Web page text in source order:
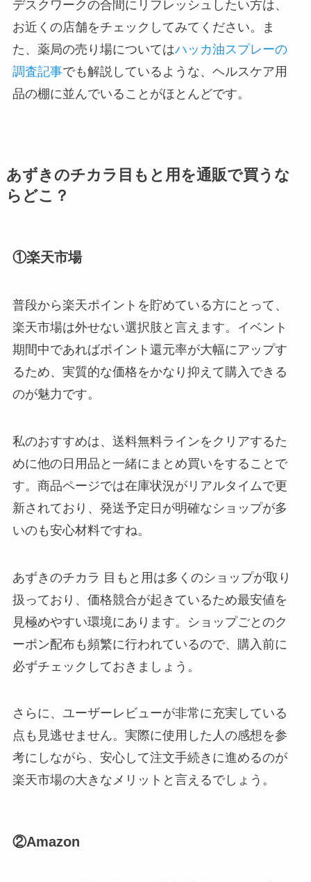
デスクワークの合間にリフレッシュしたい方は、
お近くの店舗をチェックしてみてください。ま
た、薬局の売り場についてはハッカ油スプレーの
調査記事でも解説しているような、ヘルスケア用
品の棚に並んでいることがほとんどです。
あずきのチカラ目もと用を通販で買うな
らどこ？
①楽天市場
普段から楽天ポイントを貯めている方にとって、
楽天市場は外せない選択肢と言えます。イベント
期間中であればポイント還元率が大幅にアップす
るため、実質的な価格をかなり抑えて購入できる
のが魅力です。
私のおすすめは、送料無料ラインをクリアするた
めに他の日用品と一緒にまとめ買いをすることで
す。商品ページでは在庫状況がリアルタイムで更
新されており、発送予定日が明確なショップが多
いのも安心材料ですね。
あずきのチカラ 目もと用は多くのショップが取り
扱っており、価格競合が起きているため最安値を
見極めやすい環境にあります。ショップごとのク
ーポン配布も頻繁に行われているので、購入前に
必ずチェックしておきましょう。
さらに、ユーザーレビューが非常に充実している
点も見逃せません。実際に使用した人の感想を参
考にしながら、安心して注文手続きに進めるのが
楽天市場の大きなメリットと言えるでしょう。
②Amazon